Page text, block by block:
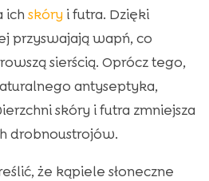
ich skóry i futra. Dzięki
przyswajają wapń, co
sierścią. Oprócz tego,
antyseptyka,
skóry i futra zmniejsza
drobnoustrojów.
że kąpiele słoneczne